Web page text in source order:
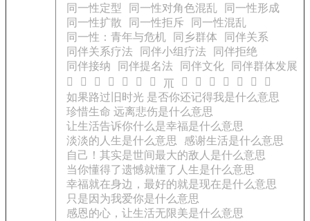
同一性定型
同一性对角色混乱
同一性形成
同一性扩散
同一性拒斥
同一性混乱
同一性：青年与危机
同乡群体
同伴关系
同伴关系疗法
同伴小组疗法
同伴拒绝
同伴接纳
同伴提名法 同伴文化
同伴群体发展
𥗾
𥗿 𥘀 𥘁 𥘂 𥘃 𥘄 𥘅 𥘆 𥘇 𥘈 𥘉 𥘊 𥘋
𥘌
如果路过旧时光 是否你还记得我是什么意思
珍惜生命 远离悲伤是什么意思
让生活告诉你什么是幸福是什么意思
淡淡的人生是什么意思
感谢生活是什么意思
自己！其实是世间最大的敌人是什么意思
当你懂得了遗憾就懂了人生是什么意思
幸福就在身边，最好的就是现在是什么意思
只是因为我爱你是什么意思
感恩的心，让生活无限美是什么意思